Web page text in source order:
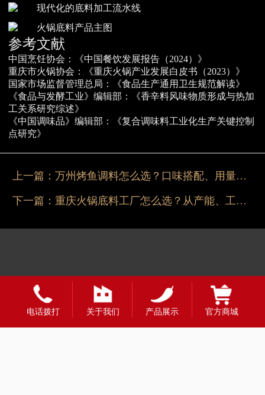
参考文献
中国烹饪协会：《中国餐饮发展报告（2024）》
重庆市火锅协会：《重庆火锅产业发展白皮书（2023）》
国家市场监督管理总局：《食品生产通用卫生规范解读》
《食品与发酵工业》编辑部：《香辛料风味物质形成与热加
工关系研究综述》
《中国调味品》编辑部：《复合调味料工业化生产关键控制
点研究》
上一篇： 万州烤鱼调料怎么选？口味搭配、用量比例与商用底料推荐
下一篇： 重庆火锅底料工厂怎么选？从产能、工艺到定制服务一篇讲透
电话拨打 关于我们 产品展示 官方商城